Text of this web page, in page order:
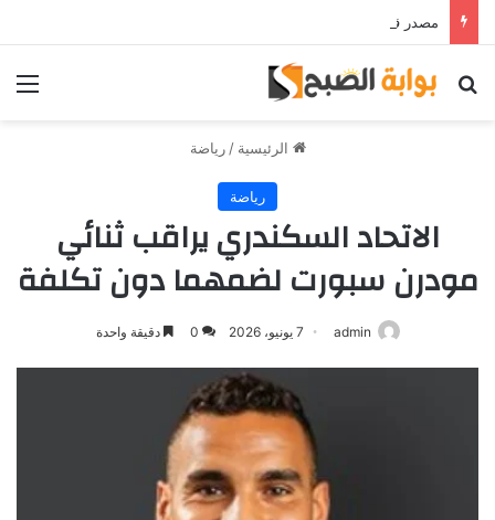
بحث عن
الرئيسية / رياضة
رياضة
الاتحاد السكندري يراقب ثنائي
مودرن سبورت لضمهما دون تكلفة
admin 7 يونيو، 2026 0 دقيقة واحدة